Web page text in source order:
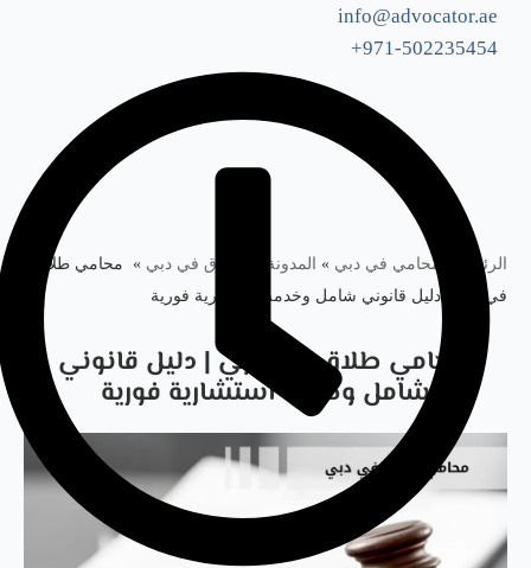
info@advocator.ae
971-502235454+
الرئيسية: محامي في دبي » المدونة الطلاق في دبي » محامي طلاق
في دبي | دليل قانوني شامل وخدمة استشارية فورية
محامي طلاق في دبي | دليل قانوني
شامل وخدمة استشارية فورية